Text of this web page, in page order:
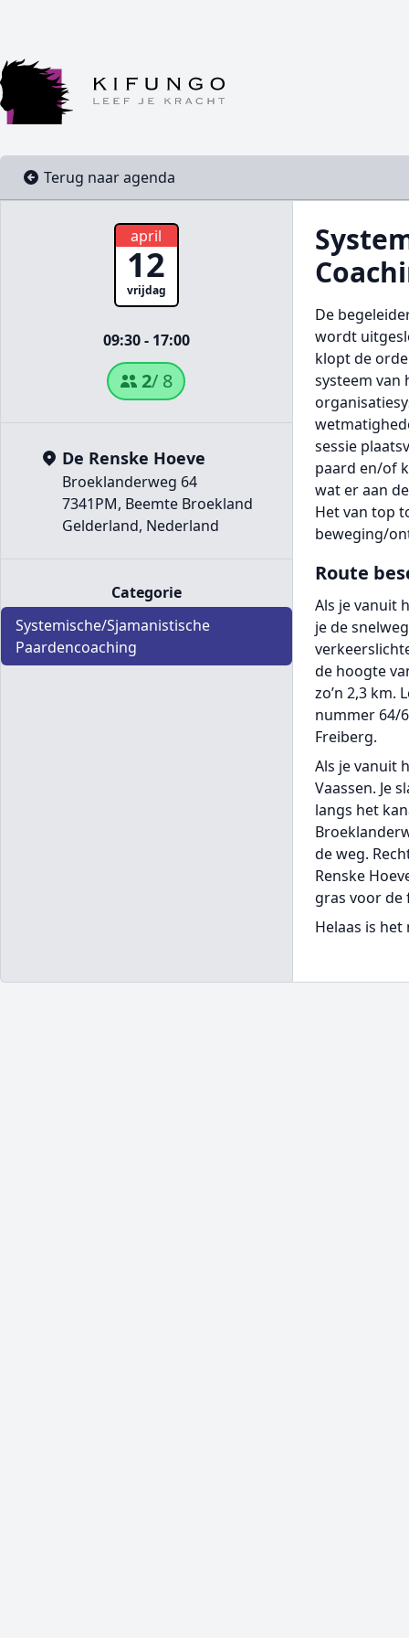
Terug naar agenda
april
12
vrijdag
09:30 - 17:00
2/ 8
De Renske Hoeve
Broeklanderweg 64
7341PM, Beemte Broekland
Gelderland, Nederland
Categorie
Systemische/Sjamanistische
Paardencoaching
De
wordt
klopt de
systeem
sessie
paard en/of
wat er aan
Het van top
beweging/
Route
Als je vanuit
je de
de hoogte
zo’n 2,3 km.
nummer 64/
Freiberg.
Als je vanuit
Vaassen. Je
langs het
de weg.
Renske
gras voor
Helaas is